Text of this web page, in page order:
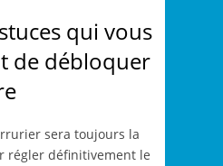
qui vous
de débloquer
sera toujours la
régler définitivement le